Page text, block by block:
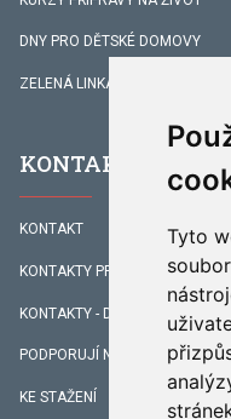
Tyto
DNY PRO DĚTSKÉ DOMOVY
ZELENÁ LINKA
KONTAKTY
KONTAKT
KONTAKTY PRACOVNÍKŮ
KONTAKTY - DOPROVÁZENÍ
PODPORUJÍ NÁS
KE STAŽENÍ